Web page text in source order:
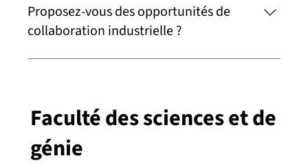
participer à des projets de recherche, notamment dans
le domaine de l'apprentissage automatique appliqué.
Proposez-vous des opportunités de
collaboration industrielle ?
Oui, je collabore avec diverses entreprises sur des
discuter des possibilités de partenariat.
Faculté des sciences et de
génie